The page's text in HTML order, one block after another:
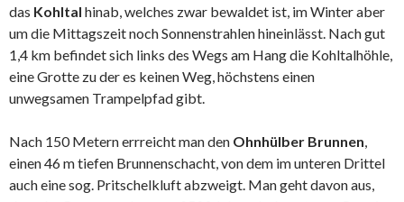
das Kohltal hinab, welches zwar bewaldet ist, im Winter aber
um die Mittagszeit noch Sonnenstrahlen hineinlässt. Nach gut
1,4 km befindet sich links des Wegs am Hang die Kohltalhöhle,
eine Grotte zu der es keinen Weg, höchstens einen
unwegsamen Trampelpfad gibt.
Nach 150 Metern errreicht man den Ohnhülber Brunnen,
einen 46 m tiefen Brunnenschacht, von dem im unteren Drittel
auch eine sog. Pritschelkluft abzweigt. Man geht davon aus,